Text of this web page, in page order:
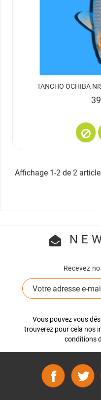
TANCHO OCHIBA
Affichage 1-2 de 2
Recevez
Vous pouvez vous
trouverez pour cela nos
conditions
Facebook